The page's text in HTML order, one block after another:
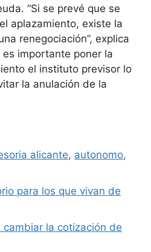
“Si se prevé que se
aplazamiento, existe la
renegociación”, explica
es importante poner la
el instituto previsor lo
la anulación de la
alicante, autonomo,
para los que vivan de
cambiar la cotización de